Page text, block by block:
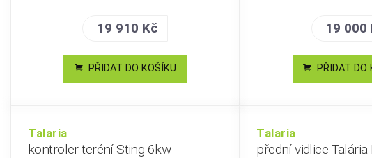
19 910 Kč
PŘIDAT DO KOŠÍKU
19 000
PŘIDAT DO
Talaria
kontroler teréní Sting 6kw
Talaria
přední vidlice